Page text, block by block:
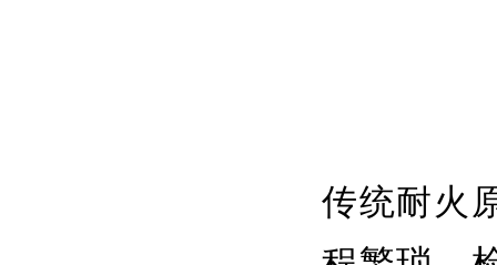
传统耐火